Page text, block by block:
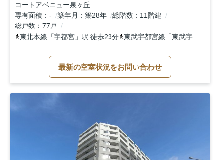
コートアベニュー泉ヶ丘
専有面積
- 築年月 築28年 総階数
11階建
総戸数
77戸
東北本線 「宇都宮 」駅 徒歩23分 東武宇都宮線 「東武宇都宮
最新の空室状況をお問い合わせ